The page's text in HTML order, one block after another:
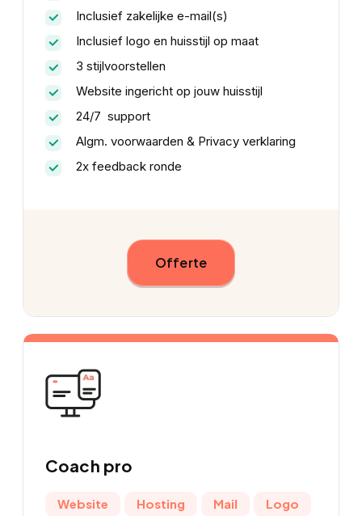
Inclusief zakelijke e-mail(s)
Inclusief logo en huisstijl op maat
3 stijlvoorstellen
Website ingericht op jouw huisstijl
24/7 support
Algm. voorwaarden & Privacy verklaring
2x feedback ronde
Offerte
Coach pro
Website Hosting Mail
Logo